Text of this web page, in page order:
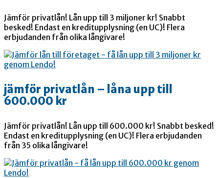
Jämför privatlån! Lån upp till 3 miljoner kr! Snabbt
besked! Endast en kreditupplysning (en UC)! Flera
erbjudanden från olika långivare!
jämför privatlån – låna upp till
600.000 kr
Jämför privatlån! Lån upp till 600.000 kr! Snabbt besked!
Endast en kreditupplysning (en UC)! Flera erbjudanden
från 35 olika långivare!